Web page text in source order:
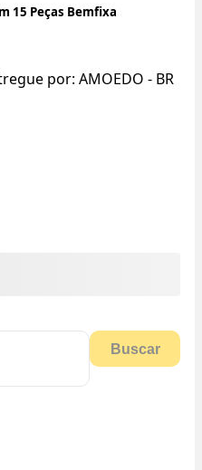
15 Peças Bemfixa
por: AMOEDO - BR
Buscar